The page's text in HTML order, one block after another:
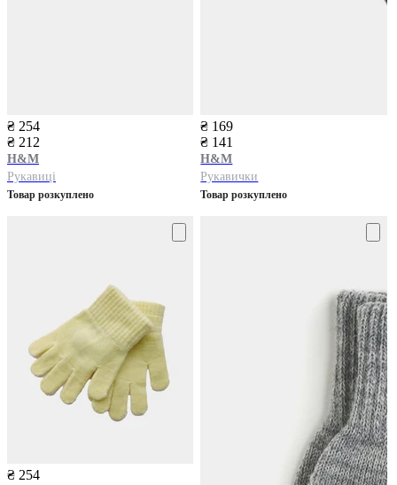
₴ 254
₴ 212
H&M
Рукавиці
Товар розкуплено
₴ 169
₴ 141
H&M
Рукавички
Товар розкуплено
₴ 254